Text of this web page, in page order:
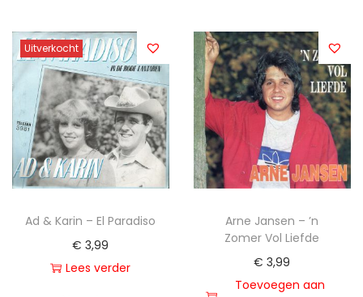
Uitverkocht
Ad & Karin – El Paradiso
€ 3,99
Lees verder
Arne Jansen – ’n
Zomer Vol Liefde
€ 3,99
Toevoegen aan